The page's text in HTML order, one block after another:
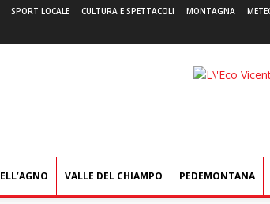
SPORT LOCALE CULTURA E SPETTACOLI MONTAGNA
L'Eco
VALLE DEL CHIAMPO PEDEMONTANA